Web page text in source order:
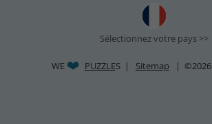
Sélectionnez votre pays >>
WE PUZZLES | Sitemap | ©2026